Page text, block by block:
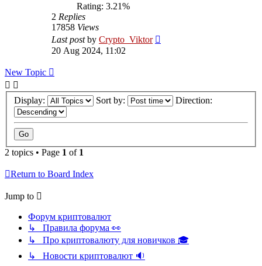
Rating: 3.21%
2 Replies
17858 Views
Last postby Crypto_Viktor
20 Aug 2024, 11:02
New Topic
Display: Sort by: Direction:
2 topics • Page 1 of 1
Return to Board Index
Jump to
Форум криптовалют
↳ Правила форума 👀
↳ Про криптовалюту для новичков 🎓
↳ Новости криптовалют 🔉